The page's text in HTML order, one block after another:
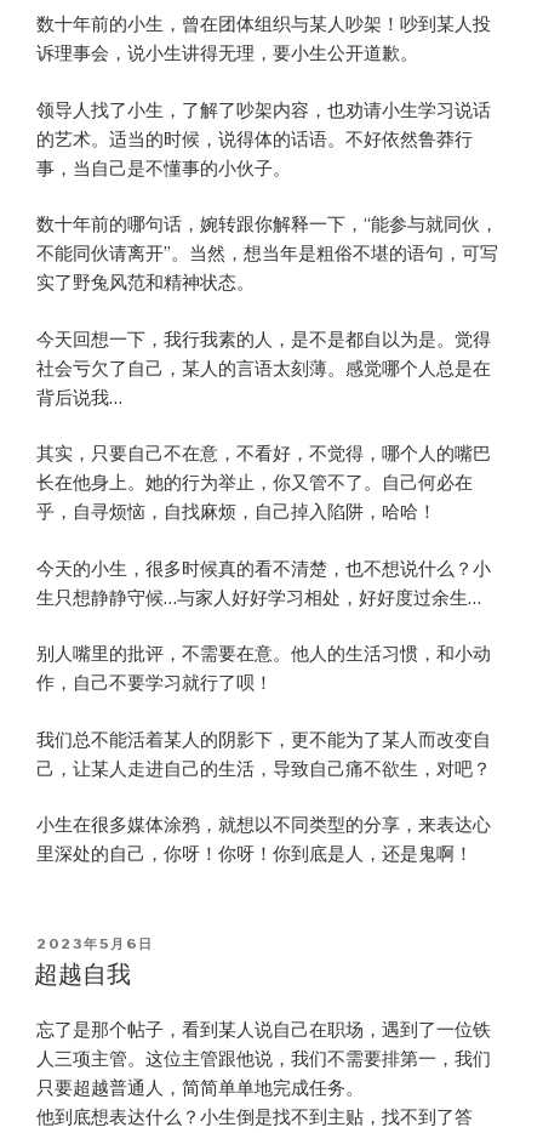
数十年前的小生，曾在团体组织与某人吵架！吵到某人投
诉理事会，说小生讲得无理，要小生公开道歉。
领导人找了小生，了解了吵架内容，也劝请小生学习说话
的艺术。适当的时候，说得体的话语。不好依然鲁莽行
事，当自己是不懂事的小伙子。
数十年前的哪句话，婉转跟你解释一下，“能参与就同伙，
不能同伙请离开”。当然，想当年是粗俗不堪的语句，可写
实了野兔风范和精神状态。
今天回想一下，我行我素的人，是不是都自以为是。觉得
社会亏欠了自己，某人的言语太刻薄。感觉哪个人总是在
背后说我…
其实，只要自己不在意，不看好，不觉得，哪个人的嘴巴
长在他身上。她的行为举止，你又管不了。自己何必在
乎，自寻烦恼，自找麻烦，自己掉入陷阱，哈哈！
今天的小生，很多时候真的看不清楚，也不想说什么？小
生只想静静守候…与家人好好学习相处，好好度过余生…
别人嘴里的批评，不需要在意。他人的生活习惯，和小动
作，自己不要学习就行了呗！
我们总不能活着某人的阴影下，更不能为了某人而改变自
己，让某人走进自己的生活，导致自己痛不欲生，对吧？
小生在很多媒体涂鸦，就想以不同类型的分享，来表达心
里深处的自己，你呀！你呀！你到底是人，还是鬼啊！
POSTED
ON
2023年5月6日
超越自我
忘了是那个帖子，看到某人说自己在职场，遇到了一位铁
人三项主管。这位主管跟他说，我们不需要排第一，我们
只要超越普通人，简简单单地完成任务。
他到底想表达什么？小生倒是找不到主贴，找不到了答